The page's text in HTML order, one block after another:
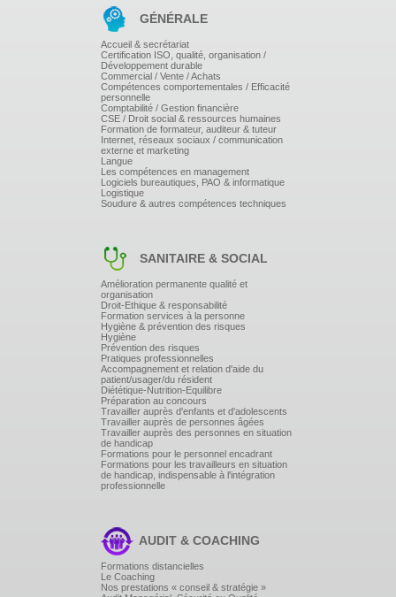
GÉNÉRALE
Accueil & secrétariat
Certification ISO, qualité, organisation /
Développement durable
Commercial / Vente / Achats
Compétences comportementales / Efficacité
personnelle
Comptabilité / Gestion financière
CSE / Droit social & ressources humaines
Formation de formateur, auditeur & tuteur
Internet, réseaux sociaux / communication
externe et marketing
Langue
Les compétences en management
Logiciels bureautiques, PAO & informatique
Logistique
Soudure & autres compétences techniques
SANITAIRE & SOCIAL
Amélioration permanente qualité et
organisation
Droit-Ethique & responsabilité
Formation services à la personne
Hygiène & prévention des risques
Hygiène
Prévention des risques
Pratiques professionnelles
Accompagnement et relation d'aide du
patient/usager/du résident
Diététique-Nutrition-Equilibre
Préparation au concours
Travailler auprès d'enfants et d'adolescents
Travailler auprès de personnes âgées
Travailler auprès des personnes en situation
de handicap
Formations pour le personnel encadrant
Formations pour les travailleurs en situation
de handicap, indispensable à l'intégration
professionnelle
AUDIT & COACHING
Formations distancielles
Le Coaching
Nos prestations « conseil & stratégie »